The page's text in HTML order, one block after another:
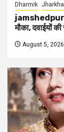
Dharmik
jamshedpur-
मौका, दवाईयों
August 5, 2026